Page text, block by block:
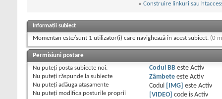
« Construire linkuri sau
Informații subiect
Momentan este/sunt 1 utilizator(i) care navighează în acest subiect. (0
Permisiuni postare
Nu puteţi posta subiecte noi.
Nu puteţi răspunde la subiecte
Nu puteţi adăuga ataşamente
Nu puteţi modifica posturile proprii
Codul BBeste Activ
Zâmbeteeste Activ
Codul
[IMG] este Activ
[VIDEO]
code is Activ